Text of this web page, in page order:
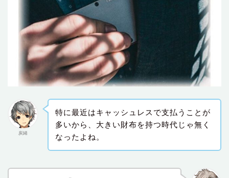
炭緒
特に最近はキャッシュレスで支払うことが
多いから、大きい財布を持つ時代じゃ無く
なったよね。